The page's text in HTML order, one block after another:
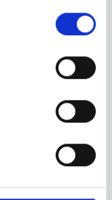
vedere nelle Terre